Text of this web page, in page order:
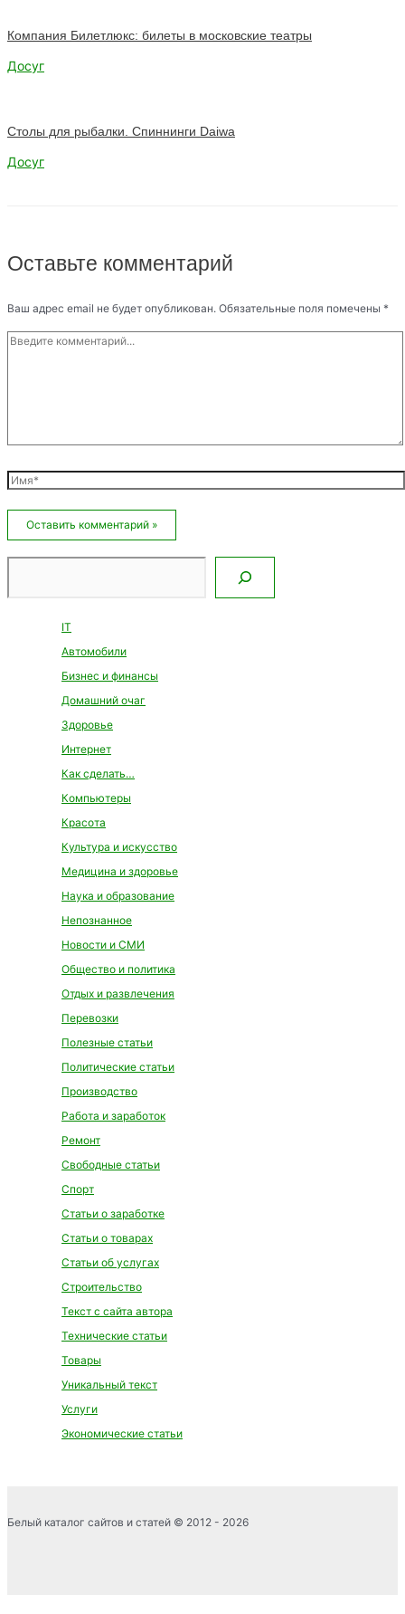
Компания Билетлюкс: билеты в московские театры
Досуг
Столы для рыбалки. Спиннинги Daiwa
Досуг
Оставьте комментарий
Ваш адрес email не будет опубликован. Обязательные поля помечены *
Введите
комментарий...
Имя*
IT
Автомобили
Бизнес и финансы
Домашний очаг
Здоровье
Интернет
Как сделать…
Компьютеры
Красота
Культура и искусство
Медицина и здоровье
Наука и образование
Непознанное
Новости и СМИ
Общество и политика
Отдых и развлечения
Перевозки
Полезные статьи
Политические статьи
Производство
Работа и заработок
Ремонт
Свободные статьи
Спорт
Статьи о заработке
Статьи о товарах
Статьи об услугах
Строительство
Текст с сайта автора
Технические статьи
Товары
Уникальный текст
Услуги
Экономические статьи
Белый каталог сайтов и статей © 2012 - 2026